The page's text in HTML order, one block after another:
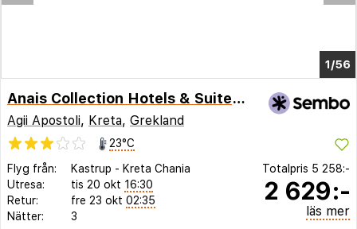
1/50
Anais Collection Hotels & Suites by GHH
Agii Apostoli, Kreta, Grekland
23°C
Flyg från:
Kastrup - Kreta Chania
Utresa:
tis 20 okt 16:30
Retur:
fre 23 okt 02:35
Nätter:
3
Totalpris 5 258:-
2 629:-
läs mer